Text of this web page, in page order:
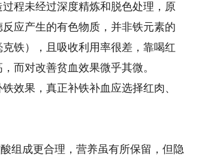
程未经过深度精炼和脱色处理，原
应产生的有色物质，并非铁元素的
铁），且吸收利用率很差，靠喝红
而对改善贫血效果微乎其微。
果，真正补铁补血应选择红肉、
组成更合理，营养虽有所保留，但隐